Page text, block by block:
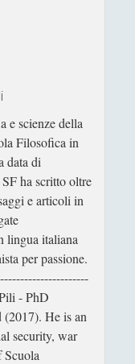
e scienze della
Filosofica in
data di
ha scritto oltre
e articoli in
lingua italiana
per passione.
- PhD
(2017). He is an
security, war
Scuola